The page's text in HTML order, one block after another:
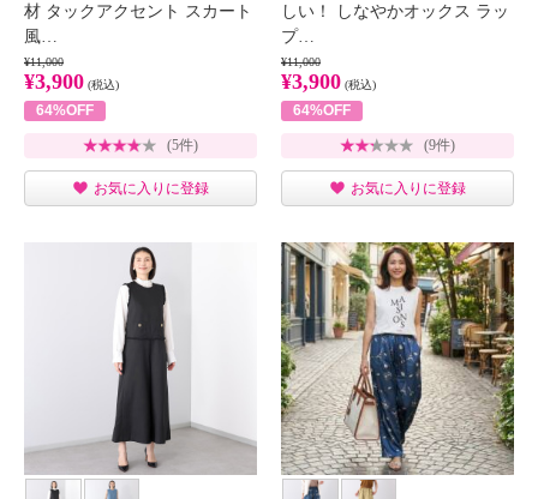
材 タックアクセント スカート
風…
¥11,000
¥3,900 (税込)
64%OFF
(5件)
お気に入りに登録
しい！ しなやかオックス ラッ
プ…
¥11,000
¥3,900 (税込)
64%OFF
(9件)
お気に入りに登録